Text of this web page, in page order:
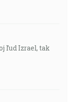
ľud Izrael, tak